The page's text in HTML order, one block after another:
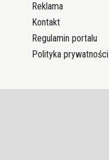
Reklama
Kontakt
Regulamin portalu
Polityka prywatności